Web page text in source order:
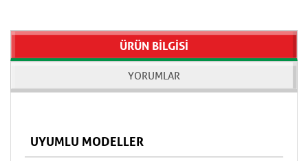
ÜRÜN BİLGİSİ
YORUMLAR
UYUMLU MODELLER